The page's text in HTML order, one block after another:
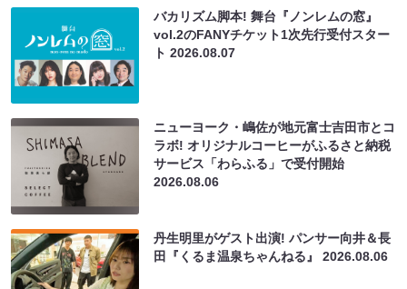
バカリズム脚本! 舞台『ノンレムの窓』
vol.2のFANYチケット1次先行受付スター
ト2026.08.07
ニューヨーク・嶋佐が地元富士吉田市とコ
ラボ! オリジナルコーヒーがふるさと納税
サービス「わらふる」で受付開始
2026.08.06
丹生明里がゲスト出演! パンサー向井＆長
田『くるま温泉ちゃんねる』2026.08.06